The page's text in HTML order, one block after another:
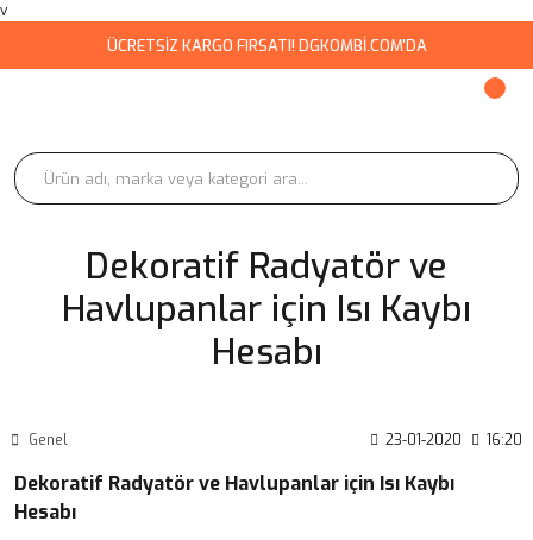
v
ÜCRETSİZ KARGO FIRSATI! DGKOMBİ.COM'DA
Dekoratif Radyatör ve
Havlupanlar için Isı Kaybı
Hesabı
Genel 23-01-2020 16:20
Dekoratif Radyatör ve Havlupanlar için Isı Kaybı
Hesabı